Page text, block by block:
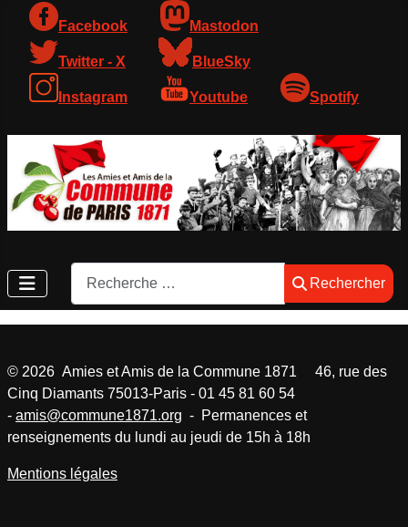
Facebook Mastodon
Twitter - X BlueSky
Instagram Youtube Spotify
Rechercher
Rechercher
© 2026 Amies et Amis de la Commune 1871 46, rue des
Cinq Diamants 75013-Paris - 01 45 81 60 54
- amis@commune1871.org - Permanences et
renseignements du lundi au jeudi de 15h à 18h
Mentions légales